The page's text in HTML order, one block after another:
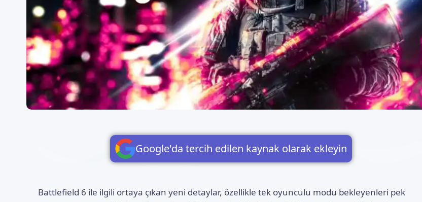
Google'da tercih edilen kaynak olarak ekleyin
Battlefield 6 ile ilgili ortaya çıkan yeni detaylar, özellikle tek oyunculu modu bekleyenleri pek